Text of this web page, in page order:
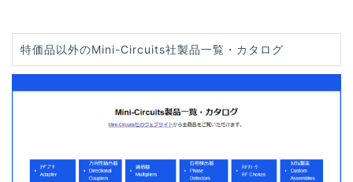
特価品以外のMini-Circuits社製品一覧・カタログ